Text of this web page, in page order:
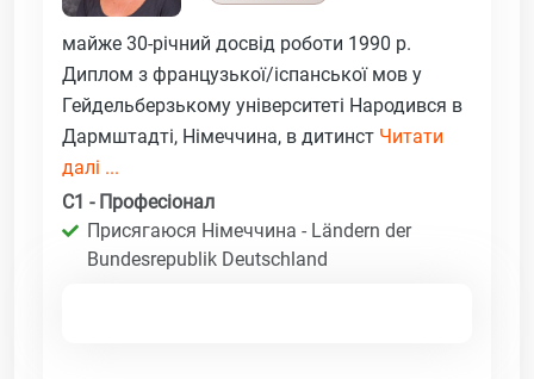
майже 30-річний досвід роботи 1990 р.
Диплом з французької/іспанської мов у
Гейдельберзькому університеті Народився в
Дармштадті, Німеччина, в дитинст Читати
далі ...
C1 - Професіонал
Присягаюся Німеччина - Ländern der
Bundesrepublik Deutschland